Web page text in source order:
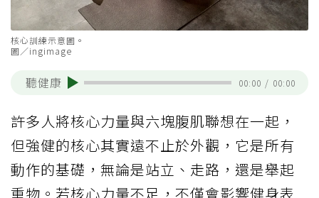
核心訓練示意圖。
圖／ingimage
聽健康 00:00 / 00:00
許多人將核心力量與六塊腹肌聯想在一起，
但強健的核心其實遠不止於外觀，它是所有
動作的基礎，無論是站立、走路，還是舉起
重物。若核心力量不足，不僅會影響健身表